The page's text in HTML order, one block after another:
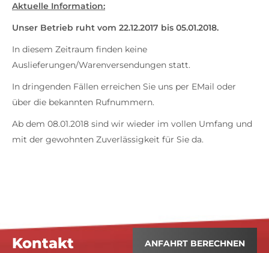
Aktuelle Information:
Unser Betrieb ruht vom 22.12.2017 bis 05.01.2018.
In diesem Zeitraum finden keine
Auslieferungen/Warenversendungen statt.
In dringenden Fällen erreichen Sie uns per EMail oder
über die bekannten Rufnummern.
Ab dem 08.01.2018 sind wir wieder im vollen Umfang und
mit der gewohnten Zuverlässigkeit für Sie da.
Kontakt ANFAHRT BERECHNEN